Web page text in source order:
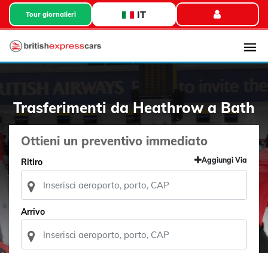
Tour giornalieri IT
Trasferimenti da Heathrow a Bath
Ottieni un preventivo immediato
Ritiro Aggiungi Via
Arrivo